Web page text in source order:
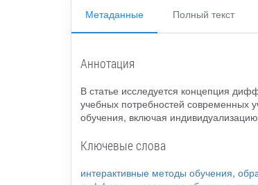
Метаданные Полный текст
Аннотация
В статье исследуется концепция
учебных потребностей современных
обучения, включая
Ключевые слова
интерактивные методы обучения,